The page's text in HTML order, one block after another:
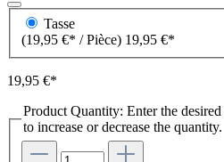
Tasse
(19,95 €* / Pièce) 19,95 €*
19,95 €*
Product Quantity: Enter the
to increase or decrease the quantity.